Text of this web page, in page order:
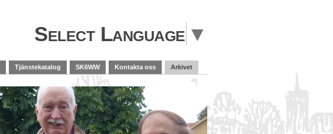
Select Language ▼
Tjänstekatalog SK6WW Kontakta oss Arkivet